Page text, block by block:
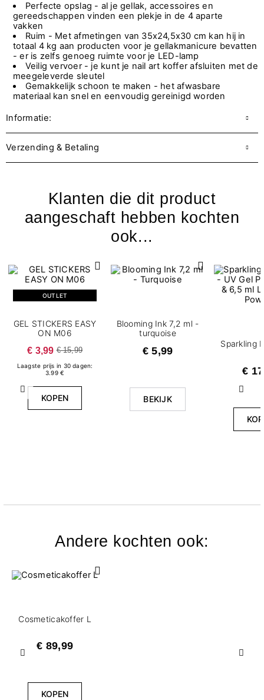
Perfecte opslag - al je gellak, accessoires en
gereedschappen vinden een plekje in de 4 aparte
vakken
Ruim - Met afmetingen van 35x24,5x30 cm kan hij in
totaal 4 kg aan producten voor je gellakmanicure bevatten
- er is zelfs genoeg ruimte voor je LED-lamp
Veilig vervoer - je kunt je nail art koffer afsluiten met de
meegeleverde sleutel
Gemakkelijk schoon te maken - het afwasbare
materiaal kan snel en eenvoudig gereinigd worden
Informatie:
Verzending & Betaling
Klanten die dit product
aangeschaft hebben kochten
ook...
Vorige
OUTLET
GEL STICKERS EASY
ON M06
€ 3,99 € 15,99
Laagste prijs in 30 dagen:
3.99 €
KOPEN
Blooming Ink 7,2 ml -
turquoise
€ 5,99
BEKIJK
Sparkling
€
Andere kochten ook:
Vorige
Cosmeticakoffer L
€ 89,99
KOPEN